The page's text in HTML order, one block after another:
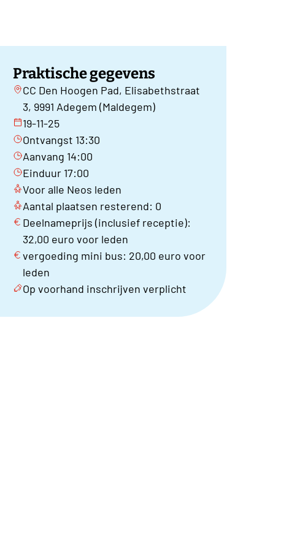
Praktische gegevens
CC Den Hoogen Pad, Elisabethstraat
3, 9991 Adegem (Maldegem)
19-11-25
Ontvangst 13:30
Aanvang 14:00
Einduur 17:00
Voor alle Neos leden
Aantal plaatsen resterend: 0
Deelnameprijs (inclusief receptie):
32,00 euro voor leden
vergoeding mini bus: 20,00 euro voor
leden
Op voorhand inschrijven verplicht